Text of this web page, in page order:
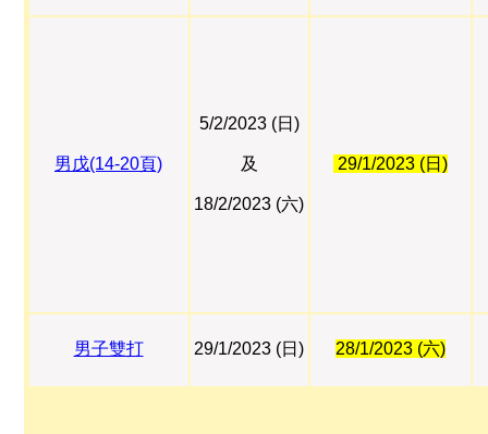
男戊(14-20頁)
5/2/2023 (日)
及
18/2/2023 (六)
29/1/2023 (日)
男子雙打 29/1/2023 (日) 28/1/2023 (六)